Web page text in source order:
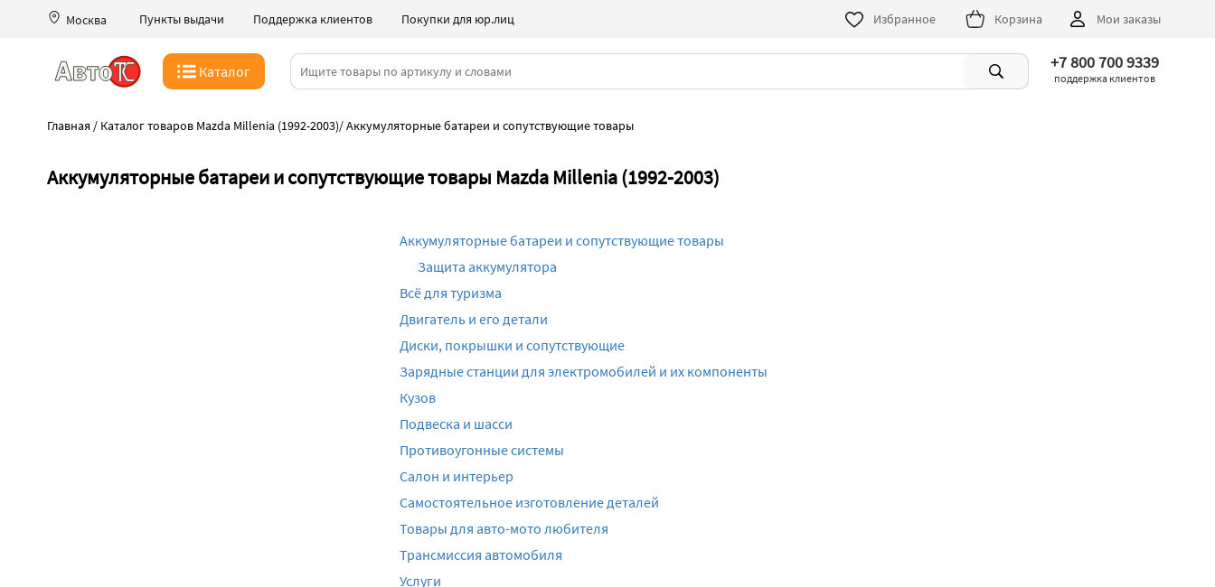
Москва Пункты выдачи Поддержка клиентов Покупки для юр.лиц Избранное Корзина Мои заказы
Каталог +7 800 700 9339
поддержка клиентов
Главная / Каталог товаров Mazda Millenia (1992-2003)/Аккумуляторные батареи и сопутствующие товары
Аккумуляторные батареи и сопутствующие товары Mazda Millenia (1992-2003)
Аккумуляторные батареи и сопутствующие товары
Защита аккумулятора
Всё для туризма
Двигатель и его детали
Диски, покрышки и сопутствующие
Зарядные станции для электромобилей и их компоненты
Кузов
Подвеска и шасси
Противоугонные системы
Салон и интерьер
Самостоятельное изготовление деталей
Товары для авто-мото любителя
Трансмиссия автомобиля
Услуги